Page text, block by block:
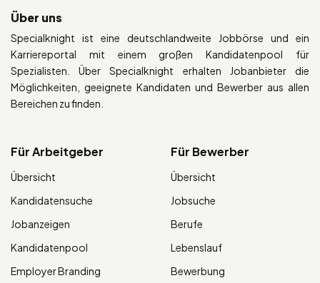
Über uns
Specialknight ist eine deutschlandweite Jobbörse und ein
Karriereportal mit einem großen Kandidatenpool für
Spezialisten. Über Specialknight erhalten Jobanbieter die
Möglichkeiten, geeignete Kandidaten und Bewerber aus allen
Bereichen zu finden.
Für Arbeitgeber
Übersicht
Kandidatensuche
Jobanzeigen
Kandidatenpool
Employer Branding
Für Bewerber
Übersicht
Jobsuche
Berufe
Lebenslauf
Bewerbung